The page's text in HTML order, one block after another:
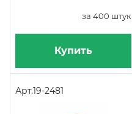
за 400 штук
Купить
Арт.19-2481